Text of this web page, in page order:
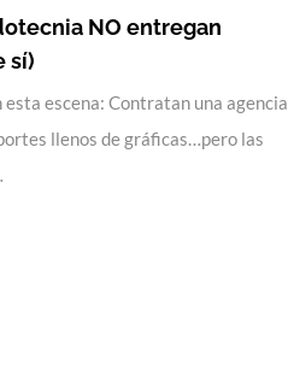
NO entregan
sí)
escena: Contratan una agencia
llenos de gráficas…pero las